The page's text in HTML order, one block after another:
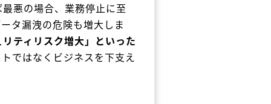
悪の場合、業務停止に至
タ漏洩の危険も増大しま
ティリスク増大」といった
ではなくビジネスを下支え